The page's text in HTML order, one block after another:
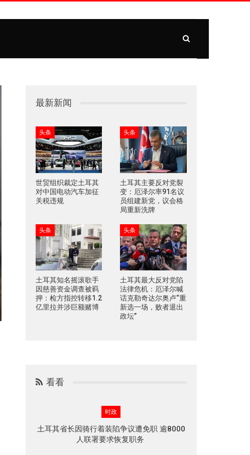
最新新闻
头条
世贸组织裁定土耳其
对中国电动汽车加征
关税违规
头条
土耳其主要反对党裂
变：厄泽尔率91名议
员组建新党，议会格
局重新洗牌
头条
土耳其知名摇滚歌手
因慈善资金调查被羁
押：检方指控转移1.2
亿里拉并涉巨额赌博
头条
土耳其最大反对党陷
法律危机：厄泽尔喊
话克勒奇达尔奥卢“重
新选一场，败者退出
政坛”
看看
时政
土耳其省长因骑行着装陷争议遭免职 逾8000
人联署要求恢复职务